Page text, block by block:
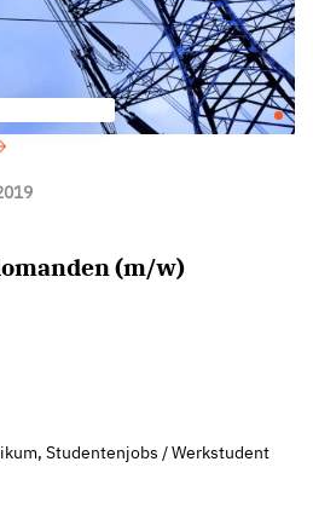
(m/w)
Studentenjobs / Werkstudent